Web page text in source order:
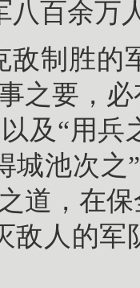
八百余万
敌制胜的
之要，
及“用
城池次之
道，在
敌人的军